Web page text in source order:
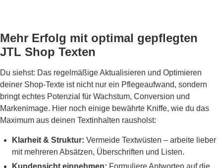
Mehr Erfolg mit optimal gepflegten
JTL Shop Texten
Du siehst: Das regelmäßige Aktualisieren und Optimieren
deiner Shop-Texte ist nicht nur ein Pflegeaufwand, sondern
bringt echtes Potenzial für Wachstum, Conversion und
Markenimage. Hier noch einige bewährte Kniffe, wie du das
Maximum aus deinen Textinhalten rausholst:
Klarheit & Struktur: Vermeide Textwüsten – arbeite lieber
mit mehreren Absätzen, Überschriften und Listen.
Kundensicht einnehmen: Formuliere Antworten auf die